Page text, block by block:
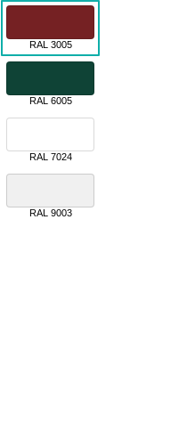
RAL 3005
RAL 6005
RAL 7024
RAL 9003